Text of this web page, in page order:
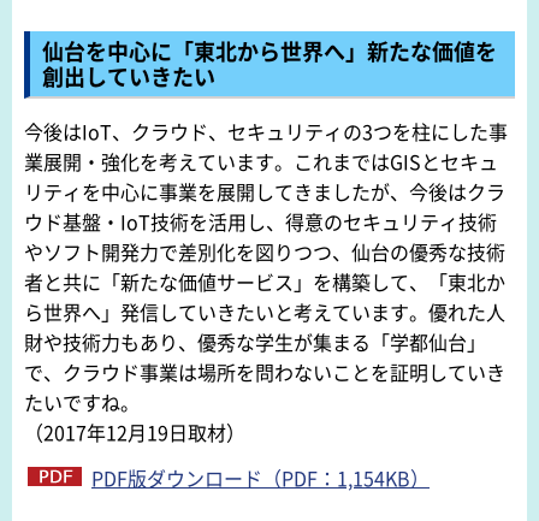
仙台を中心に「東北から世界へ」新たな価値を
創出していきたい
今後はIoT、クラウド、セキュリティの3つを柱にした事
業展開・強化を考えています。これまではGISとセキュ
リティを中心に事業を展開してきましたが、今後はクラ
ウド基盤・IoT技術を活用し、得意のセキュリティ技術
やソフト開発力で差別化を図りつつ、仙台の優秀な技術
者と共に「新たな価値サービス」を構築して、「東北か
ら世界へ」発信していきたいと考えています。優れた人
財や技術力もあり、優秀な学生が集まる「学都仙台」
で、クラウド事業は場所を問わないことを証明していき
たいですね。
（2017年12月19日取材）
PDF版ダウンロード（PDF：1,154KB）